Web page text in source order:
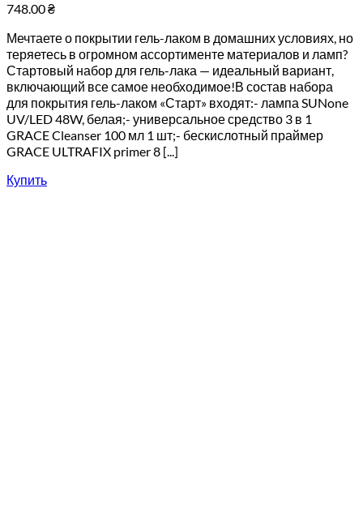
748.00₴
Мечтаете о покрытии гель-лаком в домашних условиях, но
теряетесь в огромном ассортименте материалов и ламп?
Стартовый набор для гель-лака — идеальный вариант,
включающий все самое необходимое!В состав набора
для покрытия гель-лаком «Старт» входят:- лампа SUNone
UV/LED 48W, белая;- универсальное средство 3 в 1
GRACE Cleanser 100 мл 1 шт;- бескислотный праймер
GRACE ULTRAFIX primer 8 [...]
Купить